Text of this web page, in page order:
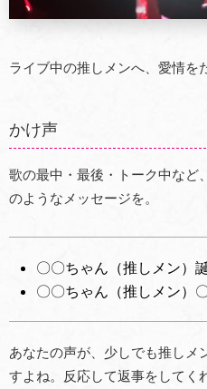
ライブ中の推しメンへ、愛情を
かけ声
歌の最中・最後・トーク中など
のようなメッセージを。
〇〇ちゃん（推しメン）
〇〇ちゃん（推しメン）
あなたの声が、少しでも推しメ
すよね。反応して返事をしてく